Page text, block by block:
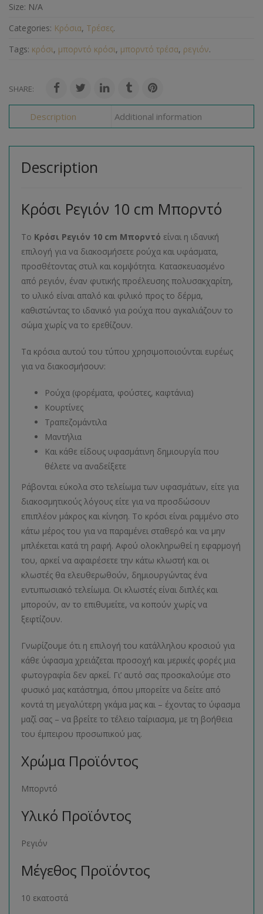
Size: N/A
Categories: Κρόσια, Τρέσες.
Tags: κρόσι, μπορντό κρόσι, μπορντό τρέσα, ρεγιόν.
SHARE:
Description Additional information
Description
Κρόσι Ρεγιόν 10 cm Μπορντό
Το Κρόσι Ρεγιόν 10 cm Μπορντό είναι η ιδανική
επιλογή για να διακοσμήσετε ρούχα και υφάσματα,
προσθέτοντας στυλ και κομψότητα. Κατασκευασμένο
από ρεγιόν, έναν φυτικής προέλευσης πολυσακχαρίτη,
το υλικό είναι απαλό και φιλικό προς το δέρμα,
καθιστώντας το ιδανικό για ρούχα που αγκαλιάζουν το
σώμα χωρίς να το ερεθίζουν.
Τα κρόσια αυτού του τύπου χρησιμοποιούνται ευρέως
για να διακοσμήσουν:
Ρούχα (φορέματα, φούστες, καφτάνια)
Κουρτίνες
Τραπεζομάντιλα
Μαντήλια
Και κάθε είδους υφασμάτινη δημιουργία που
θέλετε να αναδείξετε
Ράβονται εύκολα στο τελείωμα των υφασμάτων, είτε για
διακοσμητικούς λόγους είτε για να προσδώσουν
επιπλέον μάκρος και κίνηση. Το κρόσι είναι ραμμένο στο
κάτω μέρος του για να παραμένει σταθερό και να μην
μπλέκεται κατά τη ραφή. Αφού ολοκληρωθεί η εφαρμογή
του, αρκεί να αφαιρέσετε την κάτω κλωστή και οι
κλωστές θα ελευθερωθούν, δημιουργώντας ένα
εντυπωσιακό τελείωμα. Οι κλωστές είναι διπλές και
μπορούν, αν το επιθυμείτε, να κοπούν χωρίς να
ξεφτίζουν.
Γνωρίζουμε ότι η επιλογή του κατάλληλου κροσιού για
κάθε ύφασμα χρειάζεται προσοχή και μερικές φορές μια
φωτογραφία δεν αρκεί. Γι’ αυτό σας προσκαλούμε στο
φυσικό μας κατάστημα, όπου μπορείτε να δείτε από
κοντά τη μεγαλύτερη γκάμα μας και – έχοντας το ύφασμα
μαζί σας – να βρείτε το τέλειο ταίριασμα, με τη βοήθεια
του έμπειρου προσωπικού μας.
Χρώμα Προϊόντος
Μπορντό
Υλικό Προϊόντος
Ρεγιόν
Μέγεθος Προϊόντος
10 εκατοστά